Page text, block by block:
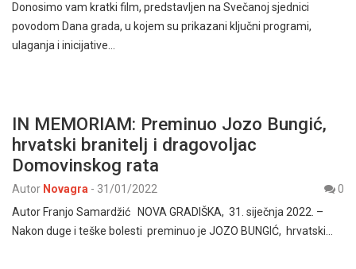
Donosimo vam kratki film, predstavljen na Svečanoj sjednici
povodom Dana grada, u kojem su prikazani ključni programi,
ulaganja i inicijative…
IN MEMORIAM: Preminuo Jozo Bungić,
hrvatski branitelj i dragovoljac
Domovinskog rata
Autor Novagra - 31/01/2022
0
Autor Franjo Samardžić NOVA GRADIŠKA, 31. siječnja 2022. –
Nakon duge i teške bolesti preminuo je JOZO BUNGIĆ, hrvatski…